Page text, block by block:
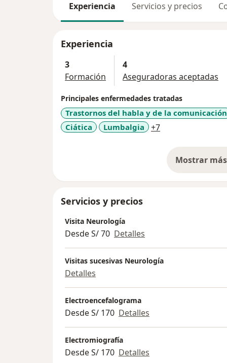
Experiencia Servicios y precios
Experiencia
3
Formación
4
Aseguradoras aceptadas
Principales enfermedades tratadas
Trastornos del habla y de la comunicación
Ciática
Lumbalgia +7
Mostrar
Servicios y precios
Visita Neurología
Desde S/ 70 Detalles
Visitas sucesivas Neurología
Detalles
Electroencefalograma
Desde S/ 170 Detalles
Electromiografía
Desde S/ 170 Detalles